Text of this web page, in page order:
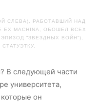
СЛЕВА), РАБОТАВШИЙ НАД
MACHINA, ОБОШЕЛ ВСЕХ
“ЗВЕЗДНЫХ ВОЙН”),
В следующей части
университета,
он